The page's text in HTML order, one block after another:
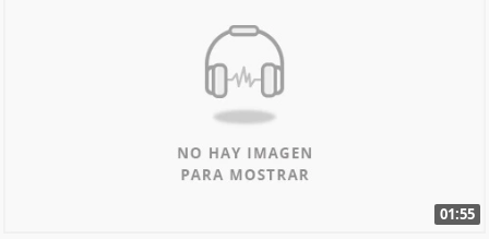
01:55